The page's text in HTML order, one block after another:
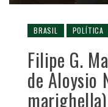
BRASIL POLÍTICA
Filipe G.
de Aloysio